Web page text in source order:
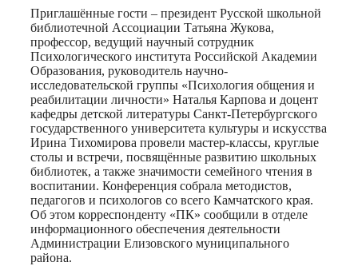
Приглашённые гости – президент Русской школьной
библиотечной Ассоциации Татьяна Жукова,
профессор, ведущий научный сотрудник
Психологического института Российской Академии
Образования, руководитель научно-
исследовательской группы «Психология общения и
реабилитации личности» Наталья Карпова и доцент
кафедры детской литературы Санкт-Петербургского
государственного университета культуры и искусства
Ирина Тихомирова провели мастер-классы, круглые
столы и встречи, посвящённые развитию школьных
библиотек, а также значимости семейного чтения в
воспитании. Конференция собрала методистов,
педагогов и психологов со всего Камчатского края.
Об этом корреспонденту «ПК» сообщили в отделе
информационного обеспечения деятельности
Администрации Елизовского муниципального
района.